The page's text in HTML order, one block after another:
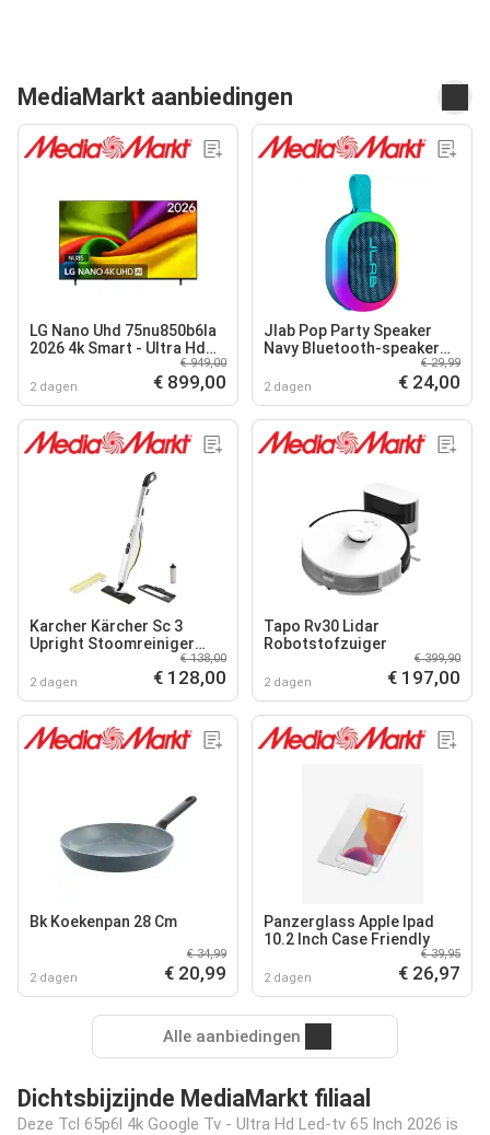
MediaMarkt aanbiedingen
LG Nano Uhd 75nu850b6la
2026 4k Smart - Ultra Hd
2 dagen
€ 949,00
€ 899,00
Jlab Pop Party Speaker
Navy Bluetooth-speaker
2 dagen
€ 29,99
€ 24,00
Karcher Kärcher Sc 3
Upright Stoomreiniger
2 dagen
€ 138,00
€ 128,00
Tapo Rv30 Lidar
Robotstofzuiger
2 dagen
€ 399,90
€ 197,00
Bk Koekenpan 28 Cm
2 dagen
€ 34,99
€ 20,99
Panzerglass Apple Ipad
10.2 Inch Case Friendly
2 dagen
€ 39,95
€ 26,97
Alle aanbiedingen
Dichtsbijzijnde MediaMarkt filiaal
Deze Tcl 65p6l 4k Google Tv - Ultra Hd Led-tv 65 Inch 2026 is